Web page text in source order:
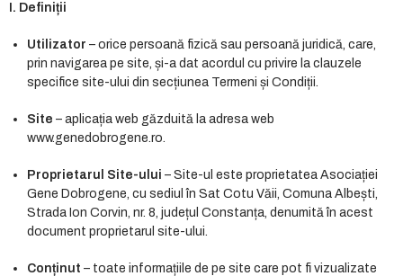
I. Definiții
Utilizator – orice persoană fizică sau persoană juridică, care,
prin navigarea pe site, și-a dat acordul cu privire la clauzele
specifice site-ului din secțiunea Termeni și Condiții.
Site – aplicația web găzduită la adresa web
www.genedobrogene.ro.
Proprietarul Site-ului – Site-ul este proprietatea Asociației
Gene Dobrogene, cu sediul în Sat Cotu Văii, Comuna Albești,
Strada Ion Corvin, nr. 8, județul Constanța, denumită în acest
document proprietarul site-ului.
Conținut – toate informațiile de pe site care pot fi vizualizate